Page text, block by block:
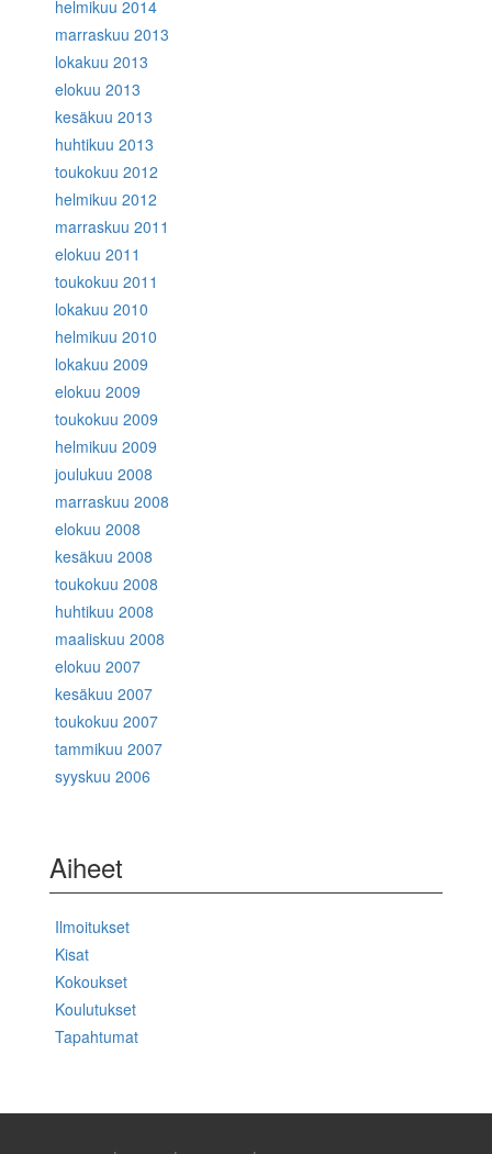
helmikuu 2014
marraskuu 2013
lokakuu 2013
elokuu 2013
kesäkuu 2013
huhtikuu 2013
toukokuu 2012
helmikuu 2012
marraskuu 2011
elokuu 2011
toukokuu 2011
lokakuu 2010
helmikuu 2010
lokakuu 2009
elokuu 2009
toukokuu 2009
helmikuu 2009
joulukuu 2008
marraskuu 2008
elokuu 2008
kesäkuu 2008
toukokuu 2008
huhtikuu 2008
maaliskuu 2008
elokuu 2007
kesäkuu 2007
toukokuu 2007
tammikuu 2007
syyskuu 2006
Aiheet
Ilmoitukset
Kisat
Kokoukset
Koulutukset
Tapahtumat